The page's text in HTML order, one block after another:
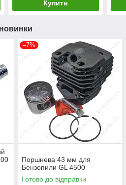
Купити
–7%
Поршнева 43 мм для
Бензопили GL 4500
Готово до відправки